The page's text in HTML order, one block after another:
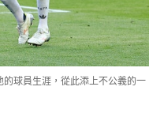
球員生涯，從此添上不公義的一